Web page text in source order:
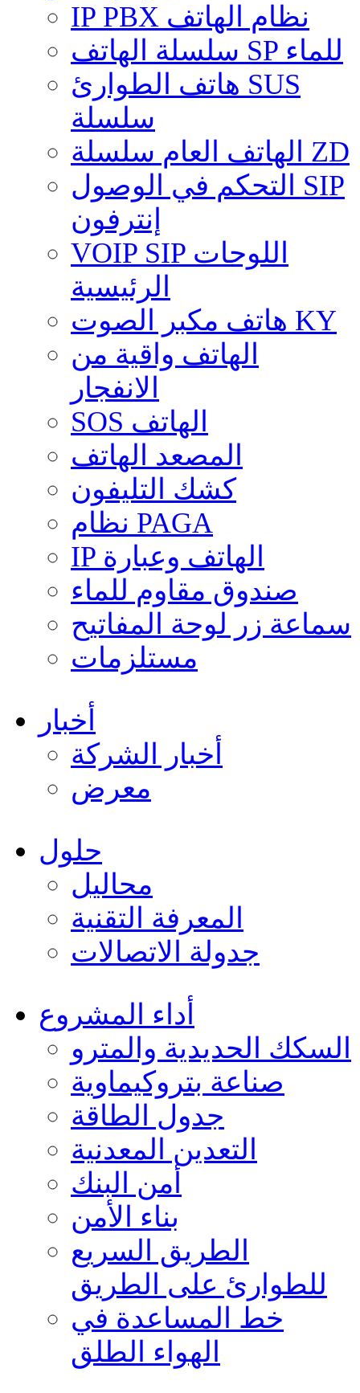
IP PBX نظام الهاتف
سلسلة الهاتف SP للماء
هاتف الطوارئ SUS
سلسلة
الهاتف العام سلسلة ZD
التحكم في الوصول SIP
إنترفون
VOIP SIP اللوحات
الرئيسية
هاتف مكبر الصوت KY
الهاتف واقية من
الانفجار
SOS الهاتف
المصعد الهاتف
كشك التليفون
نظام PAGA
IP الهاتف وعبارة
صندوق مقاوم للماء
سماعة زر لوحة المفاتيح
مستلزمات
أخبار
أخبار الشركة
معرض
حلول
محاليل
المعرفة التقنية
جدولة الاتصالات
أداء المشروع
السكك الحديدية والمترو
صناعة بتروكيماوية
جدول الطاقة
التعدين المعدنية
أمن البنك
بناء الأمن
الطريق السريع
للطوارئ على الطريق
خط المساعدة في
الهواء الطلق